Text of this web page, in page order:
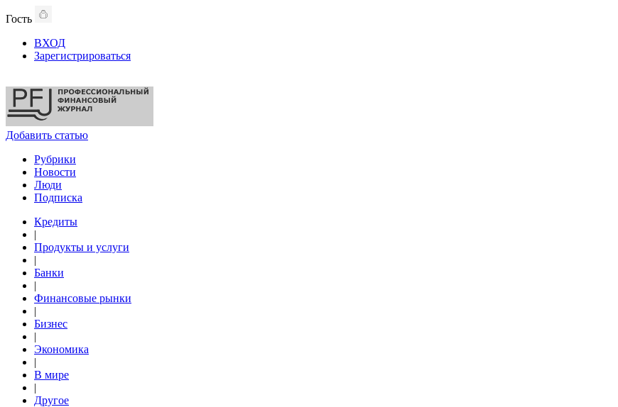
Гость
ВХОД
Зарегистрироваться
Добавить статью
Рубрики
Новости
Люди
Подписка
Кредиты
|
Продукты и услуги
|
Банки
|
Финансовые рынки
|
Бизнес
|
Экономика
|
В мире
|
Другое